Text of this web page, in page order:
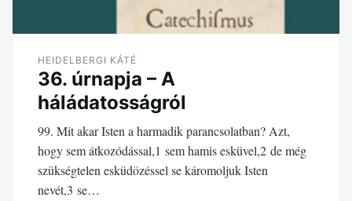
HEIDELBERGI KÁTÉ
36. úrnapja – A
háládatosságról
99. Mit akar Isten a harmadik parancsolatban? Azt,
hogy sem átkozódással,1 sem hamis esküvel,2 de még
szükségtelen esküdözéssel se káromoljuk Isten
nevét,3 se…